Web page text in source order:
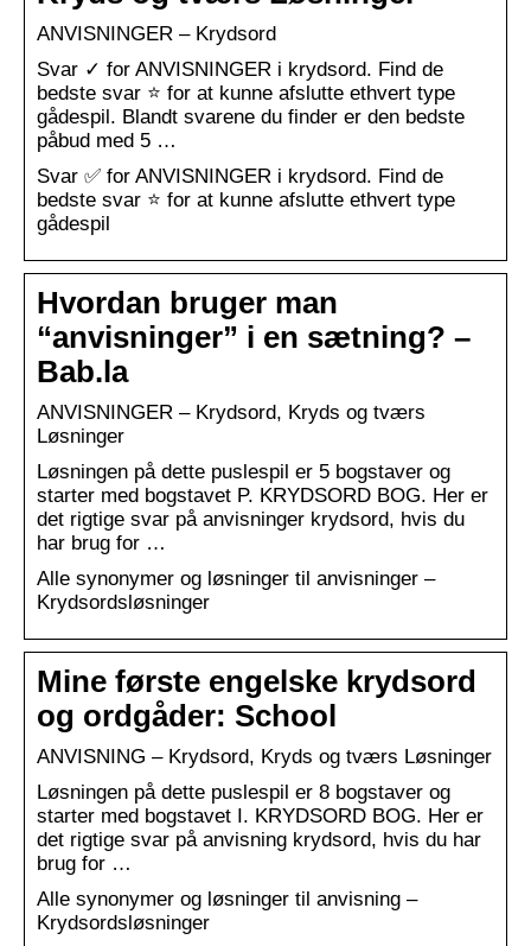
ANVISNINGER – Krydsord
Svar ✓ for ANVISNINGER i krydsord. Find de
bedste svar ⭐ for at kunne afslutte ethvert type
gådespil. Blandt svarene du finder er den bedste
påbud med 5 …
Svar ✅ for ANVISNINGER i krydsord. Find de
bedste svar ⭐ for at kunne afslutte ethvert type
gådespil
Hvordan bruger man
“anvisninger” i en sætning? –
Bab.la
ANVISNINGER – Krydsord, Kryds og tværs
Løsninger
Løsningen på dette puslespil er 5 bogstaver og
starter med bogstavet P. KRYDSORD BOG. Her er
det rigtige svar på anvisninger krydsord, hvis du
har brug for …
Alle synonymer og løsninger til anvisninger –
Krydsordsløsninger
Mine første engelske krydsord
og ordgåder: School
ANVISNING – Krydsord, Kryds og tværs Løsninger
Løsningen på dette puslespil er 8 bogstaver og
starter med bogstavet I. KRYDSORD BOG. Her er
det rigtige svar på anvisning krydsord, hvis du har
brug for …
Alle synonymer og løsninger til anvisning –
Krydsordsløsninger